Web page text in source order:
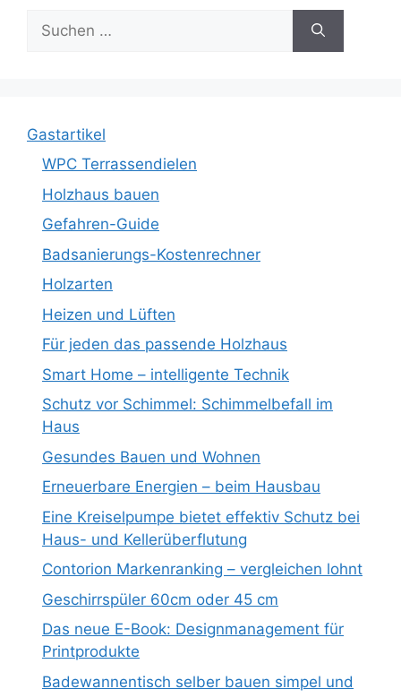
nach:
Gastartikel
WPC Terrassendielen
Holzhaus bauen
Gefahren-Guide
Badsanierungs-Kostenrechner
Holzarten
Heizen und Lüften
Für jeden das passende Holzhaus
Smart Home – intelligente Technik
Schutz vor Schimmel: Schimmelbefall im
Haus
Gesundes Bauen und Wohnen
Erneuerbare Energien – beim Hausbau
Eine Kreiselpumpe bietet effektiv Schutz bei
Haus- und Kellerüberflutung
Contorion Markenranking – vergleichen lohnt
Geschirrspüler 60cm oder 45 cm
Das neue E-Book: Designmanagement für
Printprodukte
Badewannentisch selber bauen simpel und